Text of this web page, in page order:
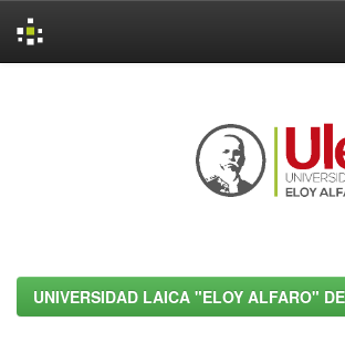
UNIVERSIDAD LAICA "ELOY ALFARO"